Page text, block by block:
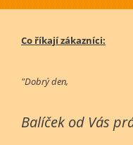
Co říkají zákazníci:
"Dobrý den,
Balíček od Vás